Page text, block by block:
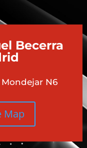
Becerra
N6
Map